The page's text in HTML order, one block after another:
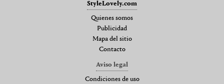
StyleLovely.com
Quienes somos
Publicidad
Mapa del sitio
Contacto
Aviso legal
Condiciones de uso